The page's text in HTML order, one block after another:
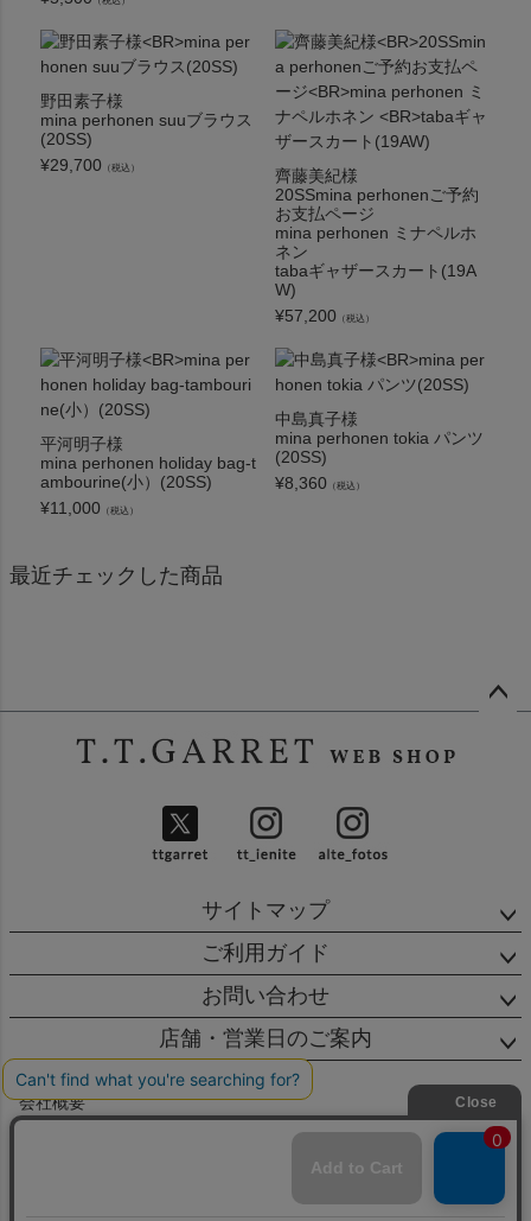
野田素子様
mina perhonen suuブラウス
(20SS)
¥29,700 （税込）
齊藤美紀様
20SSmina perhonenご予約
お支払ページ
mina perhonen ミナペルホ
ネン
tabaギャザースカート(19A
W)
¥57,200 （税込）
平河明子様
mina perhonen holiday bag-t
ambourine(小）(20SS)
¥11,000 （税込）
中島真子様
mina perhonen tokia パンツ
(20SS)
¥8,360 （税込）
最近チェックした商品
サイトマップ
ご利用ガイド
お問い合わせ
店舗・営業日のご案内
会社概要